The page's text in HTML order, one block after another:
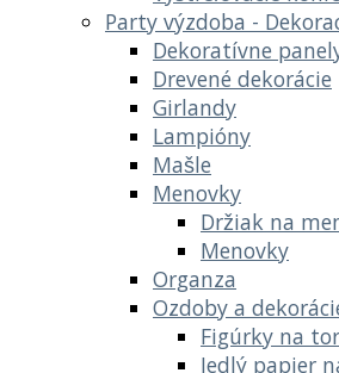
Party výzdoba -
Dekoratívne
Drevené dekorácie
Girlandy
Lampióny
Mašle
Menovky
Držiak na
Menovky
Organza
Ozdoby a
Figúrky na
Jedlý papier